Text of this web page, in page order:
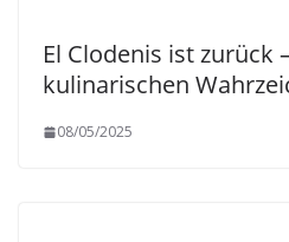
El Clodenis ist zurück
kulinarischen
08/05/2025